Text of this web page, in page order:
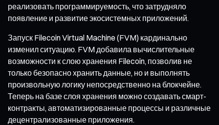
реализовать программируемость, что затрудняло
появление и развитие экосистемных приложений.
Запуск Filecoin Virtual Machine (FVM) кардинально
изменил ситуацию. FVM добавила вычислительные
возможности к слою хранения Filecoin, позволив не
только безопасно хранить данные, но и выполнять
произвольную логику непосредственно на блокчейне.
Теперь на базе слоя хранения можно создавать смарт-
контракты, автоматизированные процессы и различные
децентрализованные приложения.